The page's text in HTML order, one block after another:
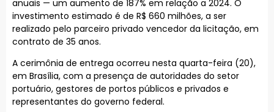
anuais — um aumento de 187% em relação a 2024. O
investimento estimado é de R$ 660 milhões, a ser
realizado pelo parceiro privado vencedor da licitação, em
contrato de 35 anos.
A cerimônia de entrega ocorreu nesta quarta-feira (20),
em Brasília, com a presença de autoridades do setor
portuário, gestores de portos públicos e privados e
representantes do governo federal.